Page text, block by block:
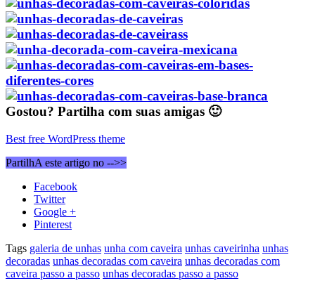
Gostou? Partilha com suas amigas 🙂
Best free WordPress theme
PartilhA este artigo no -->>
Facebook
Twitter
Google +
Pinterest
Tags galeria de unhas unha com caveira unhas caveirinha unhas
decoradas unhas decoradas com caveira unhas decoradas com
caveira passo a passo unhas decoradas passo a passo